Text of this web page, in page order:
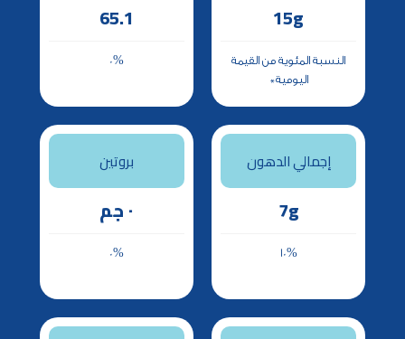
15g
النسبة المئوية من القيمة
اليومية*
65.1
0%
إجمالي الدهون
7g
10%
بروتين
٠ جم
0%